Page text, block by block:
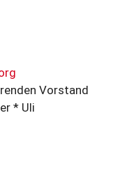
Vorstand
* Uli